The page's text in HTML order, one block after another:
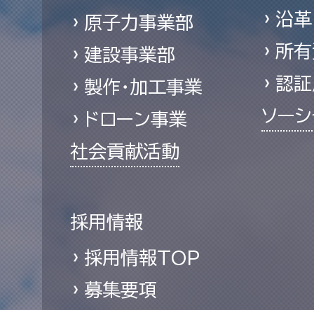
原子力事業部
建設事業部
製作・加工事業
ドローン事業
社会貢献活動
沿革
所
認
ソー
採用情報
採用情報TOP
募集要項